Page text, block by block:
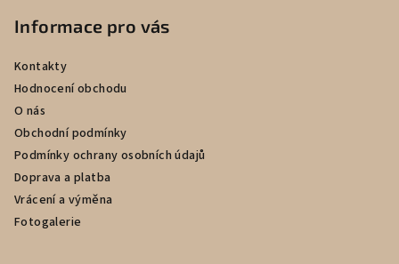
Informace pro vás
Kontakty
Hodnocení obchodu
O nás
Obchodní podmínky
Podmínky ochrany osobních údajů
Doprava a platba
Vrácení a výměna
Fotogalerie